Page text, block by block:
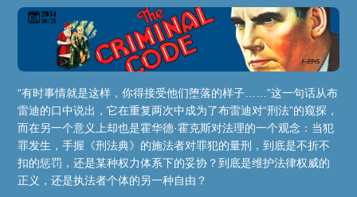
“有时事情就是这样，你得接受他们堕落的样子……”这一句话从布
雷迪的口中说出，它在重复两次中成为了布雷迪对“刑法”的窥探，
而在另一个意义上却也是霍华德·霍克斯对法理的一个观念：当犯
罪发生，手握《刑法典》的施法者对罪犯的量刑，到底是不折不
扣的惩罚，还是某种权力体系下的妥协？到底是维护法律权威的
正义，还是执法者个体的另一种自由？